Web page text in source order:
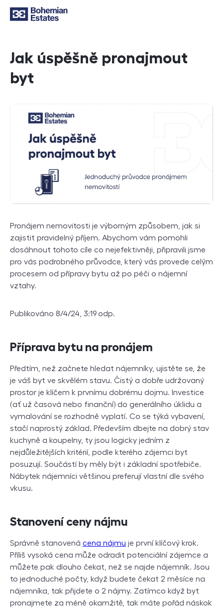
Jak úspěšně pronajmout
byt
Pronájem nemovitosti je výborným způsobem, jak si
zajistit pravidelný příjem. Abychom vám pomohli
dosáhnout tohoto cíle co nejefektivněji, připravili jsme
pro vás podrobného průvodce, který vás provede celým
procesem od přípravy bytu až po péči o nájemní
vztahy.
Publikováno 8/4/24, 3:19 odp.
Příprava bytu na pronájem
Předtím, než začnete hledat nájemníky, ujistěte se, že
je váš byt ve skvělém stavu. Čistý a dobře udržovaný
prostor je klíčem k prvnímu dobrému dojmu. Investice
(ať už časová nebo finanční) do generálního úklidu a
vymalování se rozhodně vyplatí. Co se týká vybavení,
stačí naprostý základ. Především dbejte na dobrý stav
kuchyně a koupelny, ty jsou logicky jedním z
nejdůležitějších kritérií, podle kterého zájemci byt
posuzují. Součástí by měly být i základní spotřebiče.
Nábytek nájemníci většinou preferují vlastní dle svého
vkusu.
Stanovení ceny nájmu
Správně stanovená cena nájmu je první klíčový krok.
Příliš vysoká cena může odradit potenciální zájemce a
můžete pak dlouho čekat, než se najde nájemník. Jsou
to jednoduché počty, když budete čekat 2 měsíce na
nájemníka, tak přijdete o 2 nájmy. Zatímco když byt
pronajmete za méně okamžitě, tak máte pořád náskok